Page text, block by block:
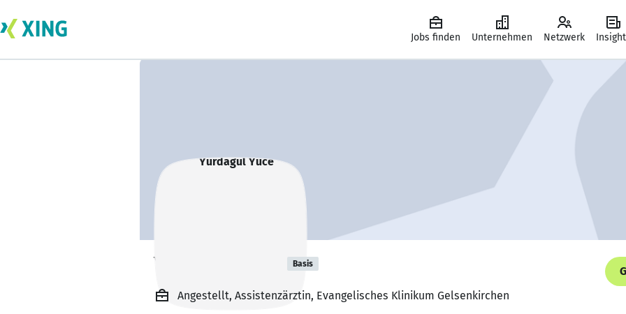
Jobs finden Unternehmen Netzwerk
Yurdagül Yüce Basis
Angestellt, Assistenzärztin, Evangelisches Klinikum Gelsenkirchen